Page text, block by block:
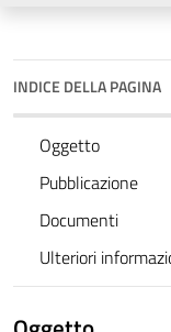
INDICE DELLA PAGINA
Oggetto
Pubblicazione
Documenti
Ulteriori